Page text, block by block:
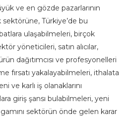
ve en gözde pazarlarının
sektörüne, Türkiye’de bu
ulaşabilmeleri, birçok
yöneticileri, satın alıcılar,
dağıtımcısı ve profesyonelleri
fırsatı yakalayabilmeleri, ithalata
ve karlı iş olanaklarını
giriş şansı bulabilmeleri, yeni
sektörün önde gelen karar